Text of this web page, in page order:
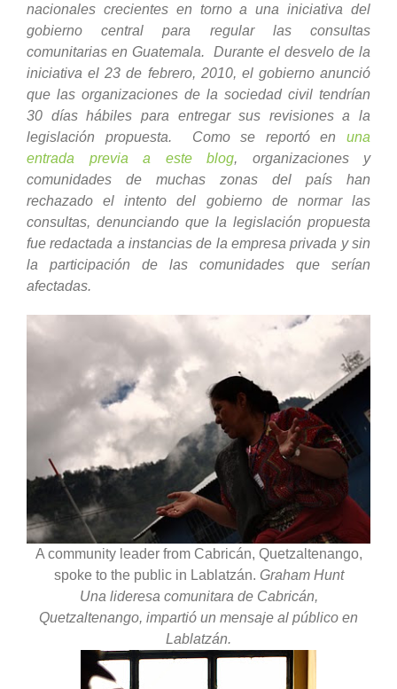
nacionales crecientes en torno a una iniciativa del
gobierno central para regular las consultas
comunitarias en Guatemala. Durante el desvelo de la
iniciativa el 23 de febrero, 2010, el gobierno anunció
que las organizaciones de la sociedad civil tendrían
30 días hábiles para entregar sus revisiones a la
legislación propuesta. Como se reportó en una
entrada previa a este blog, organizaciones y
comunidades de muchas zonas del país han
rechazado el intento del gobierno de normar las
consultas, denunciando que la legislación propuesta
fue redactada a instancias de la empresa privada y sin
la participación de las comunidades que serían
afectadas.
A community leader from Cabricán, Quetzaltenango,
spoke to the public in Lablatzán. Graham Hunt
Una lideresa comunitara de Cabricán,
Quetzaltenango, impartió un mensaje al público en
Lablatzán.